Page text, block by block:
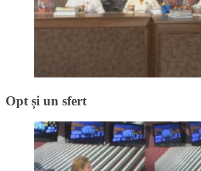
Opt și un sfert